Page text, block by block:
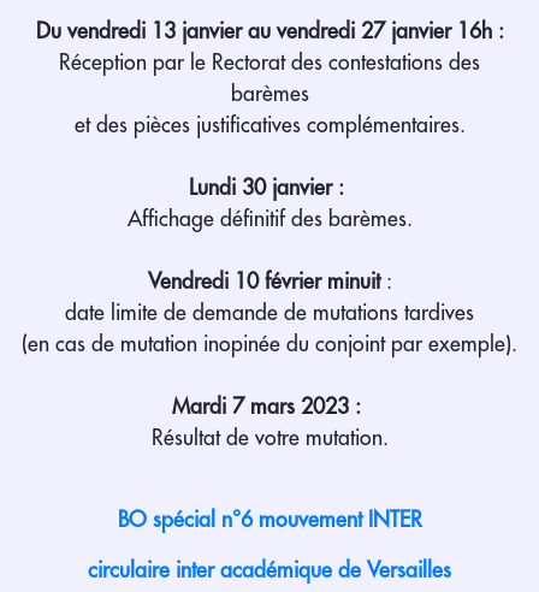
Du vendredi 13 janvier au vendredi 27 janvier 16h :
Réception par le Rectorat des contestations des
barèmes
et des pièces justificatives complémentaires.
Lundi 30 janvier :
Affichage définitif des barèmes.
Vendredi 10 février minuit:
date limite de demande de mutations tardives
(en cas de mutation inopinée du conjoint par exemple).
Mardi 7 mars 2023 :
Résultat de votre mutation.
BO spécial n°6 mouvement INTER
circulaire inter académique de Versailles